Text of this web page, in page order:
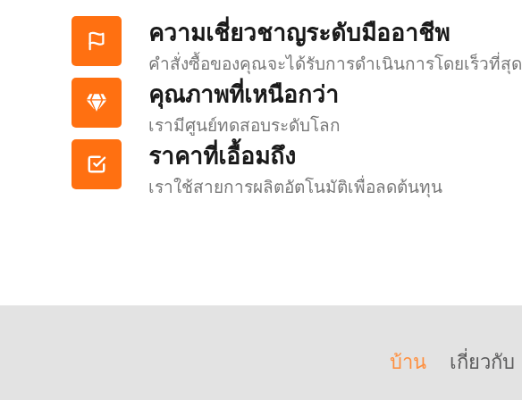
ความเชี่ยวชาญระดับมืออาชีพ
คำสั่งซื้อของคุณจะได้รับการดำเนินการโดยเร็วที่สุด
คุณภาพที่เหนือกว่า
เรามีศูนย์ทดสอบระดับโลก
ราคาที่เอื้อมถึง
เราใช้สายการผลิตอัตโนมัติเพื่อลดต้นทุน
บ้าน เกี่ยวกับ